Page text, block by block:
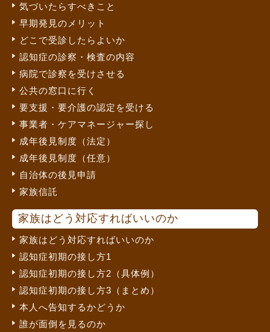
気づいたらすべきこと
早期発見のメリット
どこで受診したらよいか
認知症の診察・検査の内容
病院で診察を受けさせる
公共の窓口に行く
要支援・要介護の認定を受ける
事業者・ケアマネージャー探し
成年後見制度（法定）
成年後見制度（任意）
自治体の後見申請
家族信託
家族はどう対応すればいいのか
家族はどう対応すればいいのか
認知症初期の接し方1
認知症初期の接し方2（具体例）
認知症初期の接し方3（まとめ）
本人へ告知するかどうか
誰が面倒を見るのか